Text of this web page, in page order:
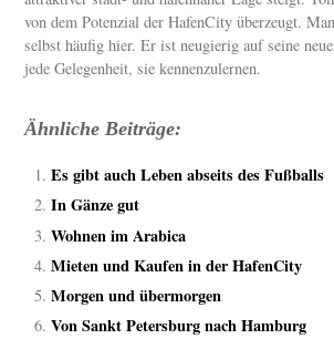
von dem Potenzial der HafenCity überzeugt.
selbst häufig hier. Er ist neugierig auf seine
jede Gelegenheit, sie kennenzulernen.
Ähnliche Beiträge:
Es gibt auch Leben abseits des Fußballs
In Gänze gut
Wohnen im Arabica
Mieten und Kaufen in der HafenCity
Morgen und übermorgen
Von Sankt Petersburg nach Hamburg